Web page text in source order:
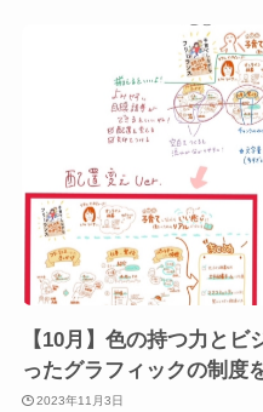
【10月】色の持つ力と
ったグラフィックの制度
2023年11月3日